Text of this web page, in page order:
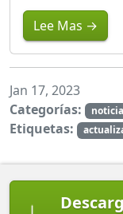
Lee Mas →
Jan 17, 2023
Categorías:
Etiquetas: